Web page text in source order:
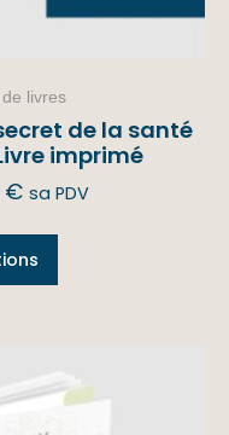
livres
secret de la santé
imprimé
€ sa PDV